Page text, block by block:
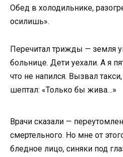
Обед в холодильнике,
осилишь».
Перечитал трижды — земля
больнице. Дети уехали. А я
что не напился. Вызвал
шептал: «Только бы жива…»
Врачи сказали —
смертельного. Но мне от
бледное лицо, синяки под